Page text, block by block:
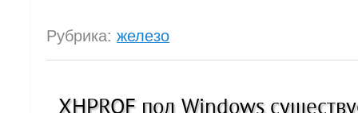
Рубрика: железо
XHPROF под Windows